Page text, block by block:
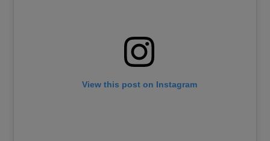
View this post on Instagram